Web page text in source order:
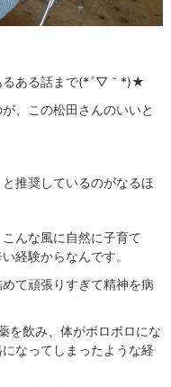
るある話まで(*´▽｀*)★
、この松田さんのいいと
推奨しているのがなるほ
んな風に自然に子育て
経験からなんです。
て頑張りすぎて精神を病
を飲み、体がボロボロにな
なってしまったような経